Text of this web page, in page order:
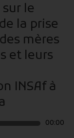
le
la prise
mères
et leurs
INSAf à
00:00